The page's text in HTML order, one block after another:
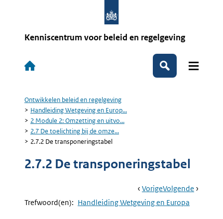
Kenniscentrum voor beleid en regelgeving
Hoofdnavigatie
Zoeken
Kruimelpad
Ontwikkelen beleid en regelgeving
Handleiding Wetgeving en Europ...
2 Module 2: Omzetting en uitvo...
2.7 De toelichting bij de omze...
2.7.2 De transponeringstabel
2.7.2 De transponeringstabel
Book
Navigation
Ga
Naar
VorigePagina:
2.7.1
Algemene
Ga
Naar
Volgende Pagina:
Trefwoord(en): Handleiding Wetgeving en Europa